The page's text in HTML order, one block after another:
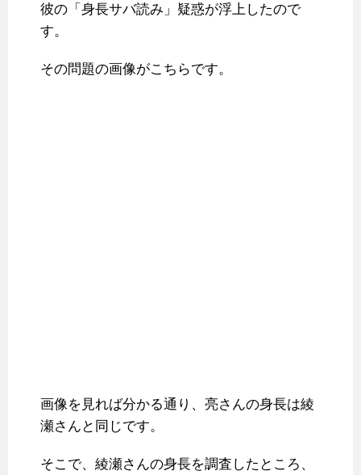
彼の「身長サバ読み」疑惑が浮上したので
す。
その問題の画像がこちらです。
画像を見れば分かる通り、亮さんの身長は綾
瀬さんと同じです。
そこで、綾瀬さんの身長を調査したところ、